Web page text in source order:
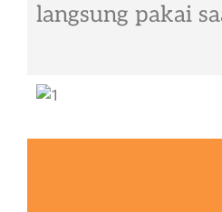
langsung pakai